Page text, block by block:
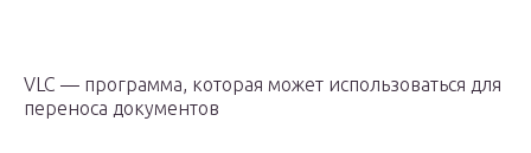
VLC — программа, которая может использоваться для
переноса документов